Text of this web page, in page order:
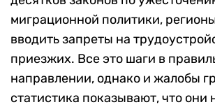
миграционной политики,
вводить запреты на
приезжих. Все это шаги в
направлении, однако и жалобы
статистика показывают, что они